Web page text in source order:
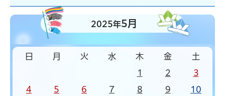
2025年5月
日 月 火 水 木 金 土
1 2 3
4 5 6 7 8 9 10